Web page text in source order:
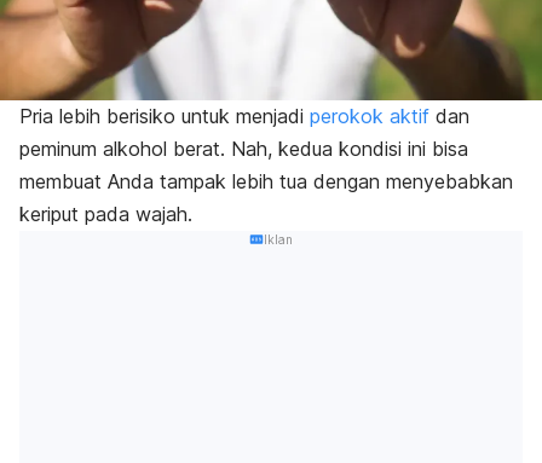
Pria lebih berisiko untuk menjadi perokok aktif dan
peminum alkohol berat. Nah, kedua kondisi ini bisa
membuat Anda tampak lebih tua dengan menyebabkan
keriput pada wajah.
Iklan